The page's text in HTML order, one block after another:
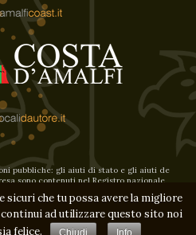
pubbliche: gli aiuti di stato e gli aiuti de
sono contenuti nel Registro nazionale
2012 e consultabili al seguente link,
nel campo Codice Fiscale 03691890655
sicuri che tu possa avere la migliore
ad utilizzare questo sito noi
felice.
Chiudi Info